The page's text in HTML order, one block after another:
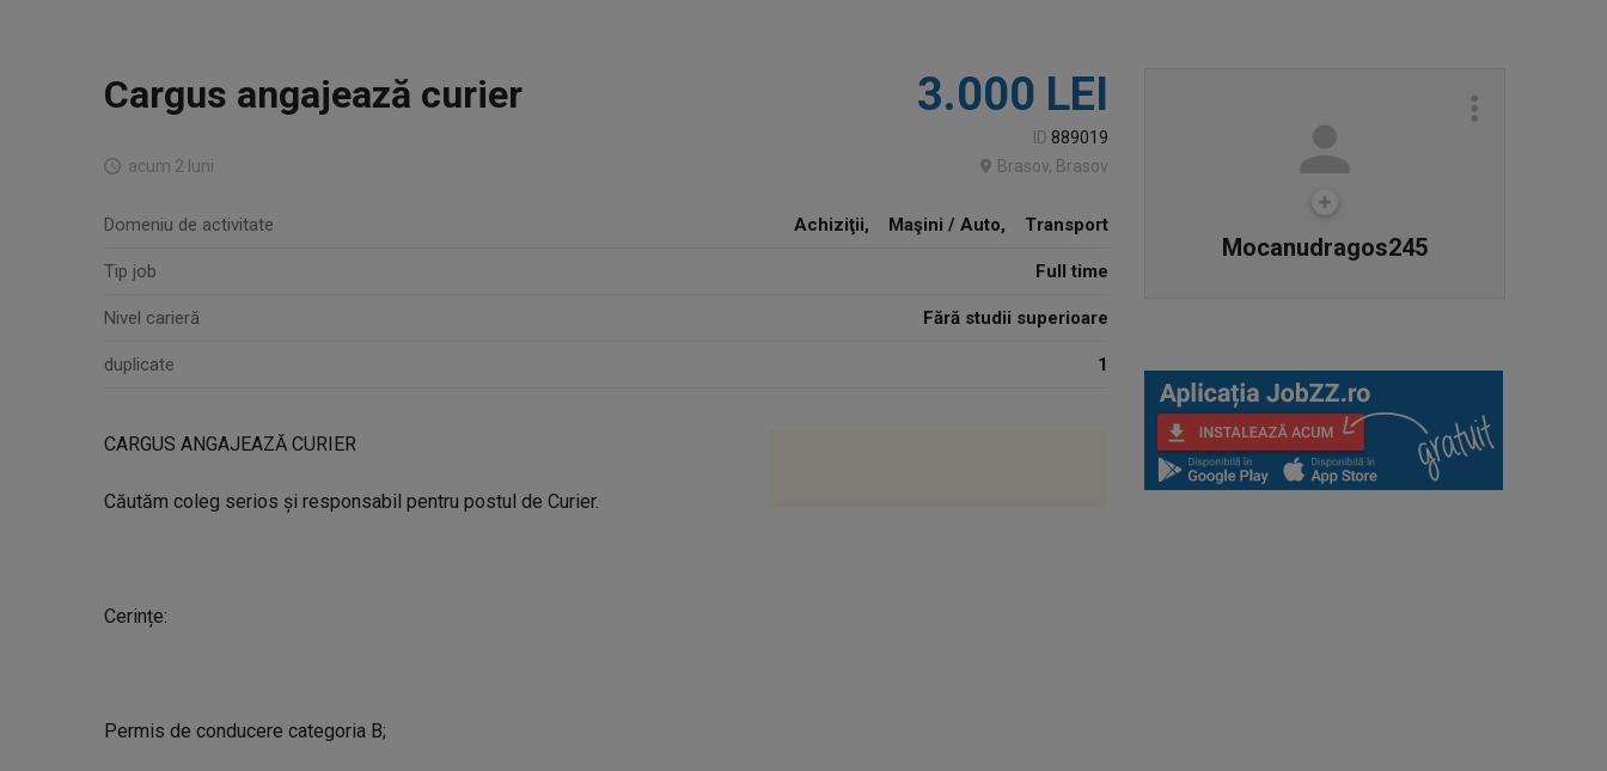
Mocanudragos245
Cargus angajează curier 3.000 LEI
ID 889019
acum 2 luni
Brasov, Brasov
Domeniu de activitate Achiziţii, Maşini / Auto, Transport
Tip job Full time
Nivel carieră Fără studii superioare
duplicate 1
CARGUS ANGAJEAZĂ CURIER
Căutăm coleg serios și responsabil pentru postul de Curier.
Cerințe:
Permis de conducere categoria B;